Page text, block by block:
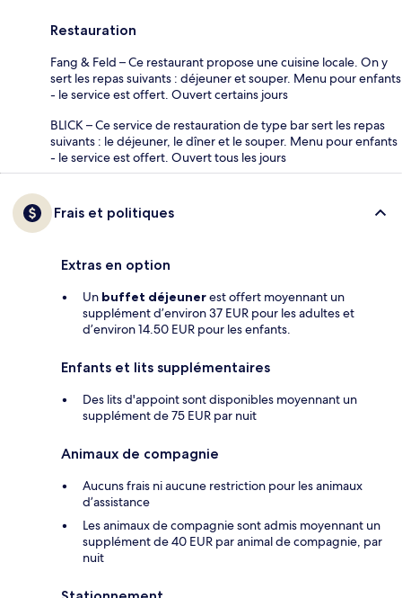
Restauration
Fang & Feld – Ce restaurant propose une cuisine locale. On y
sert les repas suivants : déjeuner et souper. Menu pour enfants
- le service est offert. Ouvert certains jours
BLICK – Ce service de restauration de type bar sert les repas
suivants : le déjeuner, le dîner et le souper. Menu pour enfants
- le service est offert. Ouvert tous les jours
Frais et politiques
Extras en option
Un buffet déjeunerest offert moyennant un
supplément d’environ 37 EUR pour les adultes et
d’environ 14.50 EUR pour les enfants.
Enfants et lits supplémentaires
Des lits d'appoint sont disponibles moyennant un
supplément de 75 EUR par nuit
Animaux de compagnie
Aucuns frais ni aucune restriction pour les animaux
d’assistance
Les animaux de compagnie sont admis moyennant un
supplément de 40 EUR par animal de compagnie, par
nuit